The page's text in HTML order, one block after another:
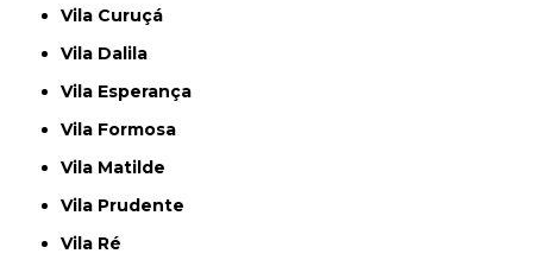
Vila Curuçá
Vila Dalila
Vila Esperança
Vila Formosa
Vila Matilde
Vila Prudente
Vila Ré